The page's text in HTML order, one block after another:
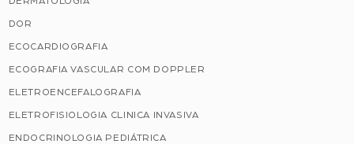
DOR
ECOCARDIOGRAFIA
ECOGRAFIA VASCULAR COM DOPPLER
ELETROENCEFALOGRAFIA
ELETROFISIOLOGIA CLINICA INVASIVA
ENDOCRINOLOGIA PEDIÁTRICA